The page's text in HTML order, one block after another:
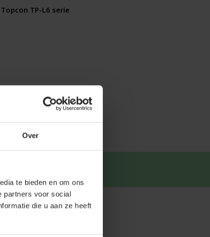
Over
te bieden en om ons
partners voor social
die u aan ze heeft
TP-L6 serie